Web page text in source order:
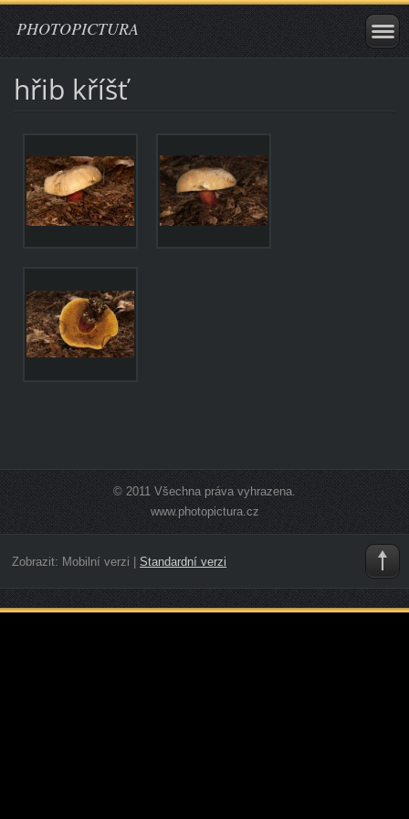
PHOTOPICTURA
hřib kříšť
© 2011 Všechna práva vyhrazena.
www.photopictura.cz
Zobrazit: Mobilní verzi Standardní verzi